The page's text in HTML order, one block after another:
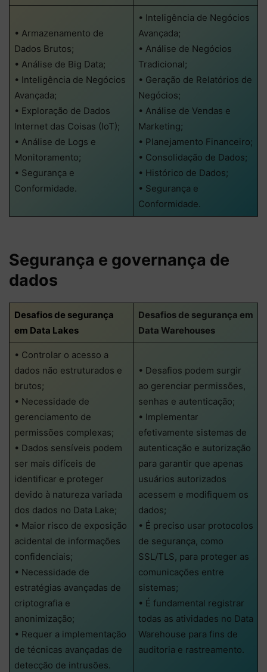
• Armazenamento de
Dados Brutos;
• Análise de Big Data;
• Inteligência de Negócios
Avançada;
• Exploração de Dados
Internet das Coisas (IoT);
• Análise de Logs e
Monitoramento;
• Segurança e
Conformidade.
• Inteligência de Negócios
Avançada;
• Análise de Negócios
Tradicional;
• Geração de Relatórios de
Negócios;
• Análise de Vendas e
Marketing;
• Planejamento Financeiro;
• Consolidação de Dados;
• Histórico de Dados;
• Segurança e
Conformidade.
Segurança e governança de
dados
Desafios de segurança
em Data Lakes
Desafios de segurança em
Data Warehouses
• Controlar o acesso a
dados não estruturados e
brutos;
• Necessidade de
gerenciamento de
permissões complexas;
• Dados sensíveis podem
ser mais difíceis de
identificar e proteger
devido à natureza variada
dos dados no Data Lake;
• Maior risco de exposição
acidental de informações
confidenciais;
• Necessidade de
estratégias avançadas de
criptografia e
anonimização;
• Requer a implementação
de técnicas avançadas de
detecção de intrusões.
• Desafios podem surgir
ao gerenciar permissões,
senhas e autenticação;
• Implementar
efetivamente sistemas de
autenticação e autorização
para garantir que apenas
usuários autorizados
acessem e modifiquem os
dados;
• É preciso usar protocolos
de segurança, como
SSL/TLS, para proteger as
comunicações entre
sistemas;
• É fundamental registrar
todas as atividades no Data
Warehouse para fins de
auditoria e rastreamento.